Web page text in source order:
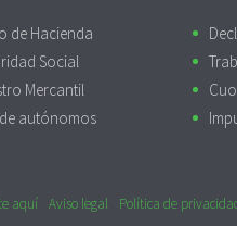
de Hacienda
Social
Mercantil
autónomos
aquí Aviso legal
Política de